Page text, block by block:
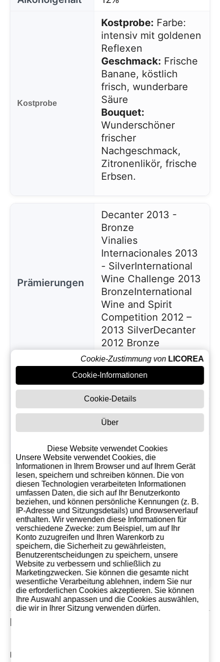
Kostprobe
Kostprobe: Farbe:
intensiv mit goldenen
Reflexen
Geschmack: Frische
Banane, köstlich
frisch, wunderbare
Säure
Bouquet:
Wunderschöner
frischer
Nachgeschmack,
Zitronenlikör, frische
Erbsen.
Prämierungen
Decanter 2013 -
Bronze
Vinalies
Internacionales 2013
- SilverInternational
Wine Challenge 2013
BronzeInternational
Wine and Spirit
Competition 2012 –
2013 SilverDecanter
2012 Bronze
Präsentation
Kasten mit zwei
Gläsern
Volumetrische
3.50
Lagerung
weg von direkter
Lichteinstrahlung an
einem kühlen
trockenen Ort
Hersteller
G.H. Martel
Champagne
Herkunftsland
Francia
Seit dem
Freitag 22 November,
2019
Kundenrezensionen
Kommentare: 0
Cookie-Zustimmung von LICOREA
Cookie-Informationen
Cookie-Details
Über
Diese Website verwendet Cookies
Unsere Website verwendet Cookies, die
Informationen in Ihrem Browser und auf Ihrem Gerät
lesen, speichern und schreiben können. Die von
diesen Technologien verarbeiteten Informationen
umfassen Daten, die sich auf Ihr Benutzerkonto
beziehen, und können persönliche Kennungen (z. B.
IP-Adresse und Sitzungsdetails) und Browserverlauf
enthalten. Wir verwenden diese Informationen für
verschiedene Zwecke: zum Beispiel, um auf Ihr
Konto zuzugreifen und Ihren Warenkorb zu
speichern, die Sicherheit zu gewährleisten,
Benutzerentscheidungen zu speichern, unsere
Website zu verbessern und schließlich zu
Marketingzwecken. Sie können die gesamte nicht
wesentliche Verarbeitung ablehnen, indem Sie nur
die erforderlichen Cookies akzeptieren. Sie können
Ihre Auswahl anpassen und die Cookies auswählen,
die wir in Ihrer Sitzung verwenden dürfen.